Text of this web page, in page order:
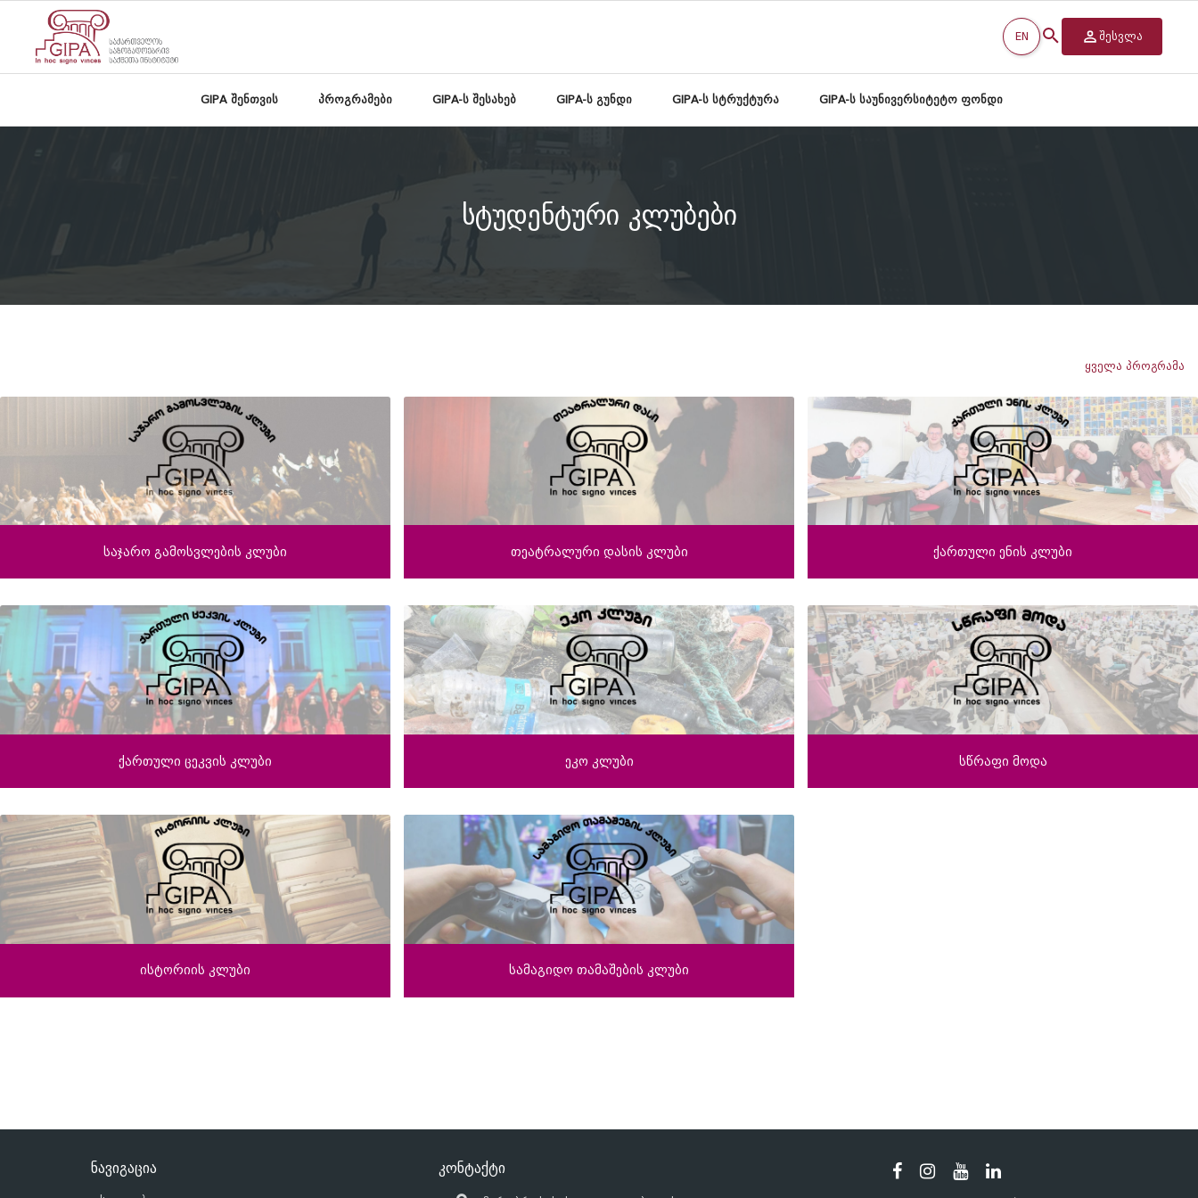
EN შესვლა
GIPA შენთვის პროგრამები GIPA-ს შესახებ GIPA-ს გუნდი GIPA-ს სტრუქტურა GIPA-ს საუნივერსიტეტო ფონდი
სტუდენტური კლუბები
ყველა პროგრამა
საჯარო გამოსვლების კლუბი თეატრალური დასის კლუბი ქართული ენის კლუბი
ქართული ცეკვის კლუბი ეკო კლუბი სწრაფი მოდა
ისტორიის კლუბი სამაგიდო თამაშების კლუბი
ნავიგაცია კონტაქტი